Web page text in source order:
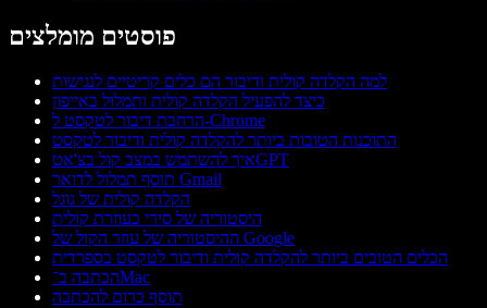
פוסטים מומלצים
למה הקלדה קולית ודיבור הם כלים קריטיים לנגישות
כיצד להפעיל הקלדה קולית ותמלול באייפון
הרחבת דיבור לטקסט ל-Chrome
התוכנות הטובות ביותר להקלדה קולית ודיבור לטקסט
איך להשתמש במצב קול בצ'אטGPT
תוסף תמלול לדואר Gmail
הקלדה קולית של גוגל
היסטוריה של סירי כעוזרת קולית
ההיסטוריה של עוזר הקול של Google
הכלים הטובים ביותר להקלדה קולית ודיבור לטקסט בספרדית
הכתבה ב־Mac
תוסף כרום להכתבה